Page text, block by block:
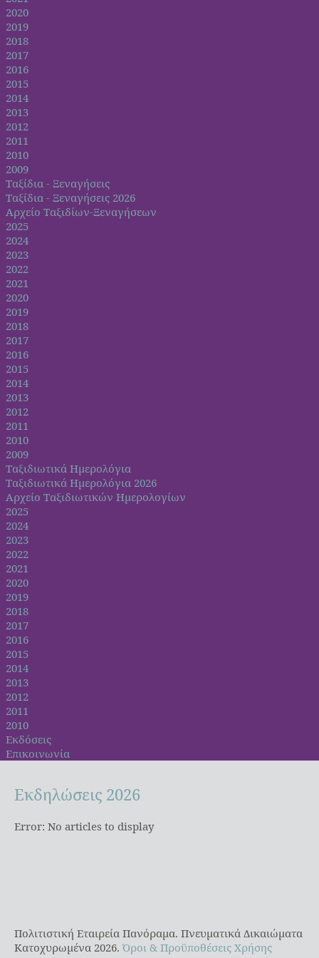
2020
2019
2018
2017
2016
2015
2014
2013
2012
2011
2010
2009
Ταξίδια - Ξεναγήσεις
Ταξίδια - Ξεναγήσεις 2026
Αρχείο Ταξιδίων-Ξεναγήσεων
2025
2024
2023
2022
2021
2020
2019
2018
2017
2016
2015
2014
2013
2012
2011
2010
2009
Ταξιδιωτικά Ημερολόγια
Ταξιδιωτικά Ημερολόγια 2026
Αρχείο Ταξιδιωτικών Ημερολογίων
2025
2024
2023
2022
2021
2020
2019
2018
2017
2016
2015
2014
2013
2012
2011
2010
Εκδόσεις
Επικοινωνία
Εκδηλώσεις 2026
Error: No articles to display
Πολιτιστική Εταιρεία Πανόραμα. Πνευματικά Δικαιώματα
Κατοχυρωμένα 2026.Όροι & Προϋποθέσεις Χρήσης